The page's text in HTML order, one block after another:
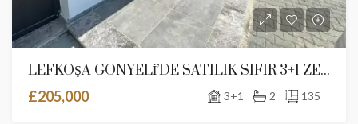
LEFKOŞA GÖNYELİ’DE SATILIK SIFIR 3+1 ZEMİN KAT BAHÇELİ LÜKS DAİRE
£205,000
3+1 2 135